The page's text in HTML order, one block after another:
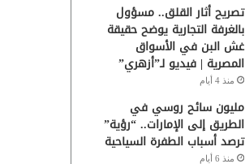
تصريح أثار القلق.. مسؤول
بالغرفة التجارية يوضح حقيقة
غش البن في الأسواق
المصرية | فيديو لـ”أزهري”
منذ 4 أيام
مليون سائح روسي في
الطريق إلى الإمارات.. “رؤية”
ترصد أسباب الطفرة السياحية
منذ 6 أيام